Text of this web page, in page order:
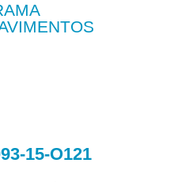
15-O121